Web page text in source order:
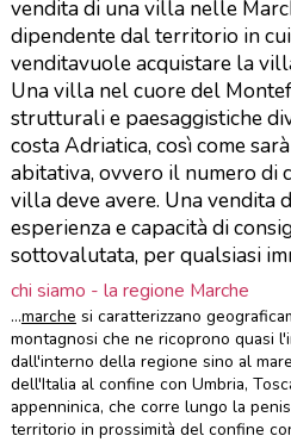
vendita di una villa nelle
dipendente dal territorio in
venditavuole acquistare la
Una villa nel cuore del
strutturali e paesaggistiche
costa Adriatica, così come
abitativa, ovvero il numero di
villa deve avere. Una vendita
esperienza e capacità di
sottovalutata, per qualsiasi
chi siamo - la regione Marche
...marche si caratterizzano
montagnosi che ne ricoprono quasi
dall'interno della regione sino al
dell'Italia al confine con Umbria,
appenninica, che corre lungo la
territorio in prossimità del confine